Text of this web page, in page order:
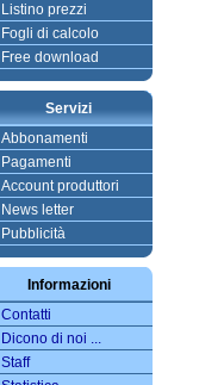
Listino prezzi
Fogli di calcolo
Free download
Servizi
Abbonamenti
Pagamenti
Account produttori
News letter
Pubblicità
Informazioni
Contatti
Dicono di noi ...
Staff